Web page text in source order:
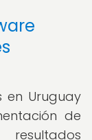
en Uruguay
de